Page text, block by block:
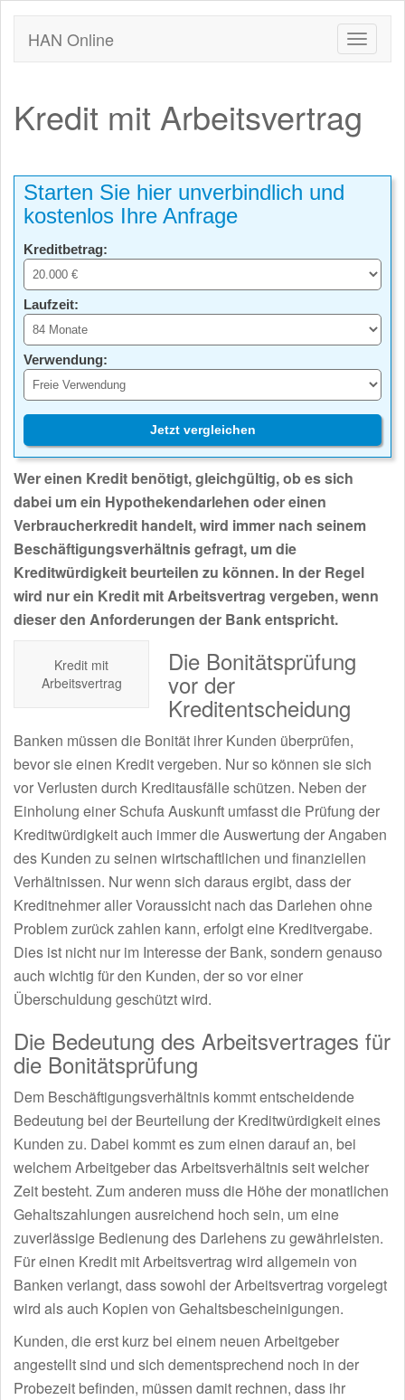
HAN Online
Kredit mit Arbeitsvertrag
Starten Sie hier unverbindlich und
kostenlos Ihre Anfrage
Kreditbetrag:
Laufzeit:
Verwendung:
Jetzt vergleichen
Wer einen Kredit benötigt, gleichgültig, ob es sich
dabei um ein Hypothekendarlehen oder einen
Verbraucherkredit handelt, wird immer nach seinem
Beschäftigungsverhältnis gefragt, um die
Kreditwürdigkeit beurteilen zu können. In der Regel
wird nur ein Kredit mit Arbeitsvertrag vergeben, wenn
dieser den Anforderungen der Bank entspricht.
Kredit mit
Arbeitsvertrag
Die Bonitätsprüfung
vor der
Kreditentscheidung
Banken müssen die Bonität ihrer Kunden überprüfen,
bevor sie einen Kredit vergeben. Nur so können sie sich
vor Verlusten durch Kreditausfälle schützen. Neben der
Einholung einer Schufa Auskunft umfasst die Prüfung der
Kreditwürdigkeit auch immer die Auswertung der Angaben
des Kunden zu seinen wirtschaftlichen und finanziellen
Verhältnissen. Nur wenn sich daraus ergibt, dass der
Kreditnehmer aller Voraussicht nach das Darlehen ohne
Problem zurück zahlen kann, erfolgt eine Kreditvergabe.
Dies ist nicht nur im Interesse der Bank, sondern genauso
auch wichtig für den Kunden, der so vor einer
Überschuldung geschützt wird.
Die Bedeutung des Arbeitsvertrages für
die Bonitätsprüfung
Dem Beschäftigungsverhältnis kommt entscheidende
Bedeutung bei der Beurteilung der Kreditwürdigkeit eines
Kunden zu. Dabei kommt es zum einen darauf an, bei
welchem Arbeitgeber das Arbeitsverhältnis seit welcher
Zeit besteht. Zum anderen muss die Höhe der monatlichen
Gehaltszahlungen ausreichend hoch sein, um eine
zuverlässige Bedienung des Darlehens zu gewährleisten.
Für einen Kredit mit Arbeitsvertrag wird allgemein von
Banken verlangt, dass sowohl der Arbeitsvertrag vorgelegt
wird als auch Kopien von Gehaltsbescheinigungen.
Kunden, die erst kurz bei einem neuen Arbeitgeber
angestellt sind und sich dementsprechend noch in der
Probezeit befinden, müssen damit rechnen, dass ihr